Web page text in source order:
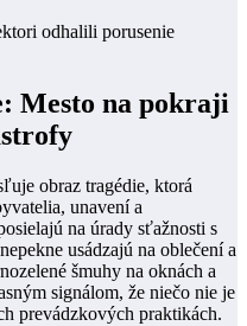
Mesto na pokraji
obraz tragédie, ktorá
unavení a
na úrady sťažnosti s
usádzajú na oblečení a
šmuhy na oknách a
signálom, že niečo nie je
prevádzkových praktikách.